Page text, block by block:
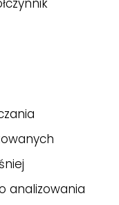
analizowania